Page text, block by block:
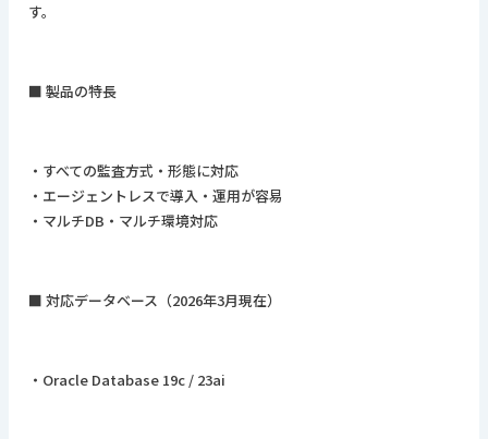
す。
■ 製品の特長
・すべての監査方式・形態に対応
・エージェントレスで導入・運用が容易
・マルチDB・マルチ環境対応
■ 対応データベース（2026年3月現在）
・Oracle Database 19c / 23ai